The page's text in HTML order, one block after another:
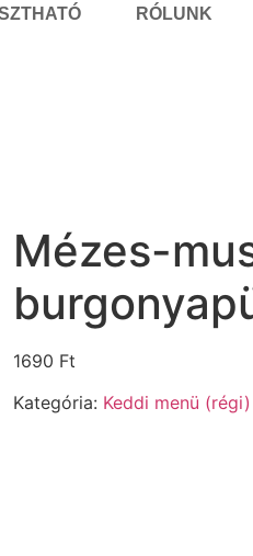
RÓLUNK
Mézes-
1690 Ft
Kategória: Keddi menü (régi)